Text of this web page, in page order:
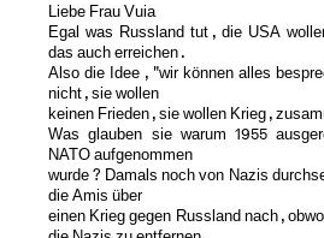
Liebe Frau Vuia
Egal was Russland tut , die USA
das auch erreichen .
Also die Idee , "wir können alles
nicht , sie wollen
keinen Frieden , sie wollen Krieg ,
Was glauben sie warum 1955
NATO aufgenommen
wurde ? Damals noch von Nazis
die Amis über
einen Krieg gegen Russland nach ,